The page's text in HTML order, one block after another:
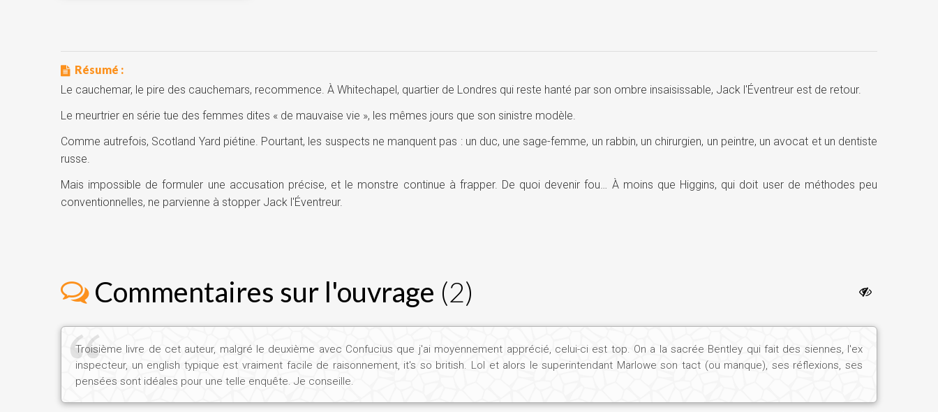
Résumé :
Le cauchemar, le pire des cauchemars, recommence. À Whitechapel, quartier de Londres qui reste hanté par son ombre insaisissable, Jack l'Éventreur est de retour.
Le meurtrier en série tue des femmes dites « de mauvaise vie », les mêmes jours que son sinistre modèle.
Comme autrefois, Scotland Yard piétine. Pourtant, les suspects ne manquent pas : un duc, une sage-femme, un rabbin, un chirurgien, un peintre, un avocat et un dentiste
russe.
Mais impossible de formuler une accusation précise, et le monstre continue à frapper. De quoi devenir fou… À moins que Higgins, qui doit user de méthodes peu
conventionnelles, ne parvienne à stopper Jack l'Éventreur.
Commentaires sur l'ouvrage (2)
Troisième livre de cet auteur, malgré le deuxième avec Confucius que j'ai moyennement apprécié, celui-ci est top. On a la sacrée Bentley qui fait des siennes, l'ex
inspecteur, un english typique est vraiment facile de raisonnement, it's so british. Lol et alors le superintendant Marlowe son tact (ou manque), ses réflexions, ses
pensées sont idéales pour une telle enquête. Je conseille.